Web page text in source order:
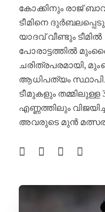
കോക്കിനും രാജ്
ടീമിനെ
യാദവ് വീണ്ടും
പോരാട്ടത്തിൽ
ചരിത്രപരമായി,
ആധിപത്യം
ടീമുകളും തമ്മിലുള്ള
എണ്ണത്തിലും
അവരുടെ മുൻ